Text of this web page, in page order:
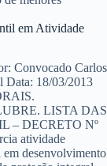
em Atividade
Convocado Carlos
Data: 18/03/2013
LISTA DAS
– DECRETO Nº
atividade
em desenvolvimento